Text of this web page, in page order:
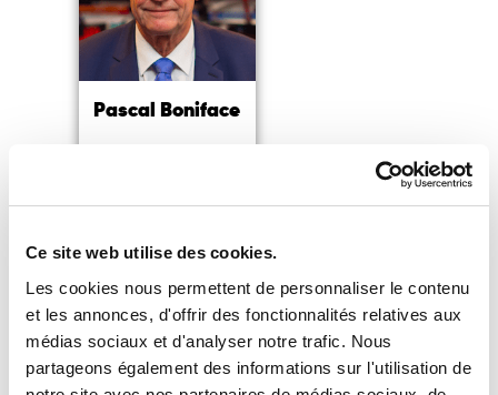
Ce site web utilise des cookies.
Les cookies nous permettent de personnaliser le contenu
et les annonces, d'offrir des fonctionnalités relatives aux
médias sociaux et d'analyser notre trafic. Nous
partageons également des informations sur l'utilisation de
Pascal Boniface
et directeur de l’IRIS
Lire la suite